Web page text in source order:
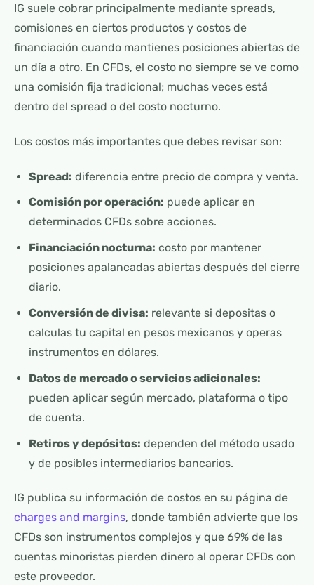
IG suele cobrar principalmente mediante spreads,
comisiones en ciertos productos y costos de
financiación cuando mantienes posiciones abiertas de
un día a otro. En CFDs, el costo no siempre se ve como
una comisión fija tradicional; muchas veces está
dentro del spread o del costo nocturno.
Los costos más importantes que debes revisar son:
Spread: diferencia entre precio de compra y venta.
Comisión por operación: puede aplicar en
determinados CFDs sobre acciones.
Financiación nocturna: costo por mantener
posiciones apalancadas abiertas después del cierre
diario.
Conversión de divisa: relevante si depositas o
calculas tu capital en pesos mexicanos y operas
instrumentos en dólares.
Datos de mercado o servicios adicionales:
pueden aplicar según mercado, plataforma o tipo
de cuenta.
Retiros y depósitos: dependen del método usado
y de posibles intermediarios bancarios.
IG publica su información de costos en su página de
charges and margins, donde también advierte que los
CFDs son instrumentos complejos y que 69% de las
cuentas minoristas pierden dinero al operar CFDs con
este proveedor.